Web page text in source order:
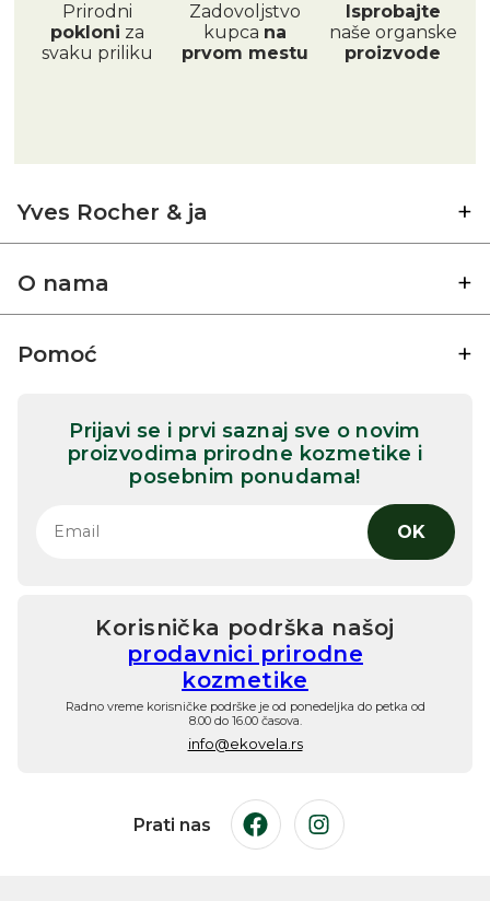
Prirodni
pokloni za
svaku priliku
Zadovoljstvo
kupca na
prvom mestu
Isprobajte
naše organske
proizvode
Yves Rocher & ja
O nama
Pomoć
Prijavi se i prvi saznaj sve o novim
proizvodima prirodne kozmetike i
posebnim ponudama!
OK
Korisnička podrška našoj
prodavnici prirodne
kozmetike
Radno vreme korisničke podrške je od ponedeljka do petka od
8.00 do 16.00 časova.
info@ekovela.rs
Prati nas FacebookInstagram